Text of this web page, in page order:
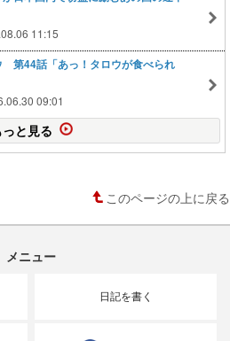
11:15
第44話「あっ！タロウが食べられ
09:01
っと見る
このページの上に戻る
メニュー
日記を書く